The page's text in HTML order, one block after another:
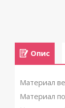
Опис
Материал
Материал